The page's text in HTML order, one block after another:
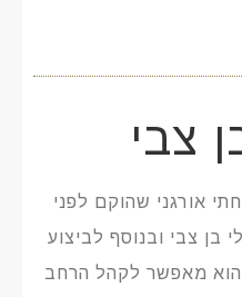
צבי
אורגני שהוקם לפני
בן צבי ובנוסף לביצוע
מאפשר לקהל הרחב